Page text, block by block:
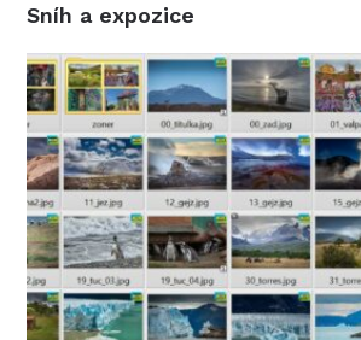
Sníh a expozice